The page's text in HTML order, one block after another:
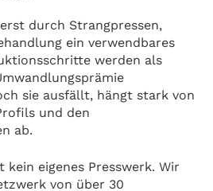
durch Strangpressen,
ein verwendbares
werden als
sie ausfällt, hängt stark von
und den
ab.
eigenes Presswerk. Wir
von über 30